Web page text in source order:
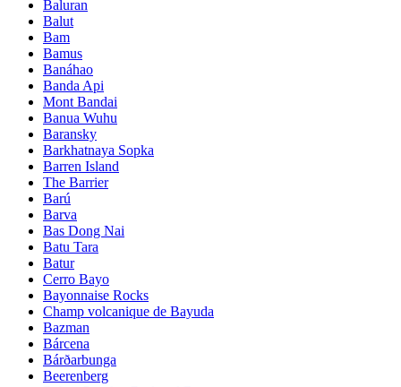
Baluran
Balut
Bam
Bamus
Banáhao
Banda Api
Mont Bandai
Banua Wuhu
Baransky
Barkhatnaya Sopka
Barren Island
The Barrier
Barú
Barva
Bas Dong Nai
Batu Tara
Batur
Cerro Bayo
Bayonnaise Rocks
Champ volcanique de Bayuda
Bazman
Bárcena
Bárðarbunga
Beerenberg